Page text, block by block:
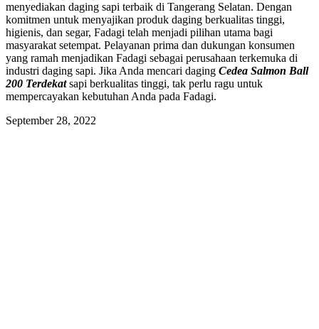
menyediakan daging sapi terbaik di Tangerang Selatan. Dengan
komitmen untuk menyajikan produk daging berkualitas tinggi,
higienis, dan segar, Fadagi telah menjadi pilihan utama bagi
masyarakat setempat. Pelayanan prima dan dukungan konsumen
yang ramah menjadikan Fadagi sebagai perusahaan terkemuka di
industri daging sapi. Jika Anda mencari daging Cedea Salmon Ball
200 Terdekatsapi berkualitas tinggi, tak perlu ragu untuk
mempercayakan kebutuhan Anda pada Fadagi.
September 28, 2022